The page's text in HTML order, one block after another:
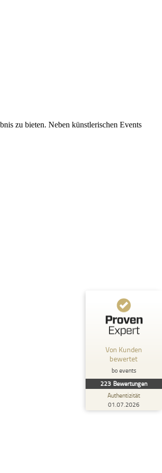
zu bieten. Neben künstlerischen Events
Von Kunden
bewertet
bo events
223 Bewertungen
Authentizität
01.07.2026
152
Bewertungen auf
ProvenExpert.com
Anonym
Floßbau- Meister hat das sehr gutr gemacht